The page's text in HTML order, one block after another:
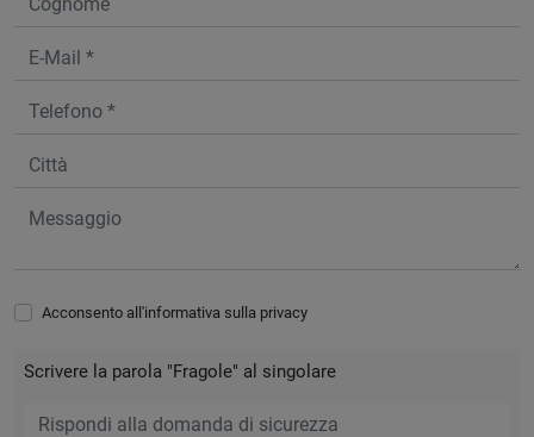
Acconsento all'informativa sulla privacy
Scrivere la parola "Fragole" al singolare